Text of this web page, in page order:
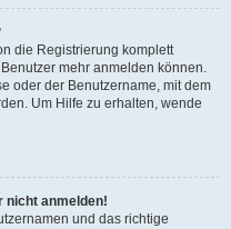
die Registrierung komplett
mehr anmelden können.
oder der Benutzername, mit dem
Um Hilfe zu erhalten, wende
nicht anmelden!
und das richtige